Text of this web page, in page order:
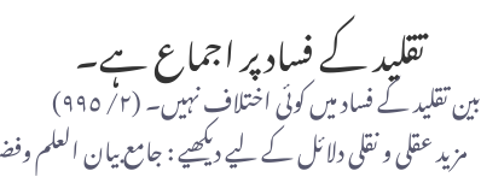
تقلید کے فساد پر اجماع ہے۔
کے فساد میں کوئی اختلاف نہیں۔ (٢/ ٩٩٥)
مزید عقلی و نقلی دلائل کے لیے دیکھیے : جامع بیان العلم